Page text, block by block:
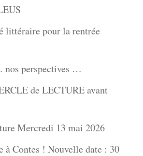
littéraire pour la rentrée
perspectives …
de LECTURE avant
Mercredi 13 mai 2026
à Contes ! Nouvelle date : 30